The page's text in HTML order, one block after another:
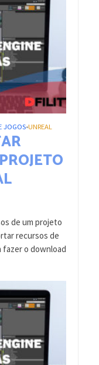
JOGOS•UNREAL
de um projeto
recursos de
fazer o download